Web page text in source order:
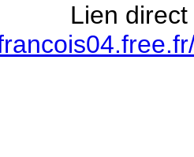
Lien